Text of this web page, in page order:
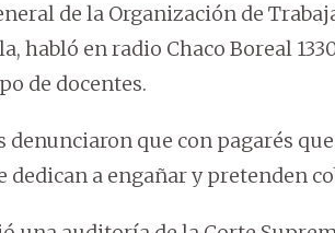
de la Organización de
habló en radio Chaco Boreal
de docentes.
denunciaron que con pagarés
dedican a engañar y pretenden